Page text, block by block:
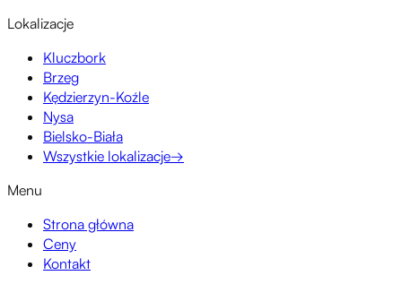
Lokalizacje
Kluczbork
Brzeg
Kędzierzyn-Koźle
Nysa
Bielsko-Biała
Wszystkie lokalizacje→
Menu
Strona główna
Ceny
Kontakt